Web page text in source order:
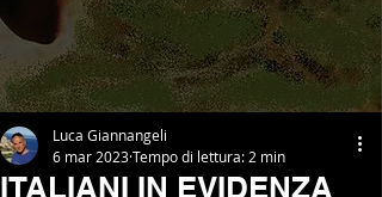
ITALIANI IN EVIDENZA
Luca Giannangeli
6 mar 2023Tempo di lettura: 2 min